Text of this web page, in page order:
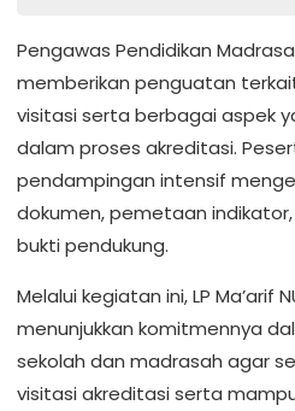
Pengawas Pendidikan
memberikan penguatan
visitasi serta berbagai aspek
dalam proses akreditasi.
pendampingan intensif
dokumen, pemetaan
bukti pendukung.
Melalui kegiatan ini, LP Ma’arif
menunjukkan komitmennya
sekolah dan madrasah agar
visitasi akreditasi serta